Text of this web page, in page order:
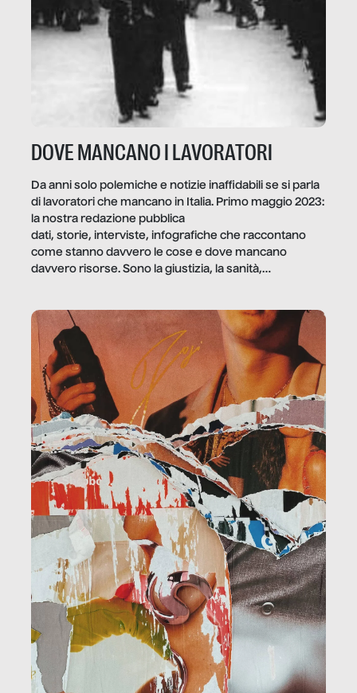
DOVE MANCANO I LAVORATORI
Da anni solo polemiche e notizie inaffidabili se si parla
di lavoratori che mancano in Italia. Primo maggio 2023:
la nostra redazione pubblica
dati, storie, interviste, infografiche che raccontano
come stanno davvero le cose e dove mancano
davvero risorse. Sono la giustizia, la sanità,